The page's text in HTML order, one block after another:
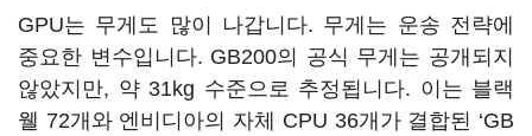
GPU는 무게도 많이 나갑니다. 무게는 운송 전략에
중요한 변수입니다. GB200의 공식 무게는 공개되지
않았지만, 약 31kg 수준으로 추정됩니다. 이는 블랙
웰 72개와 엔비디아의 자체 CPU 36개가 결합된 ‘GB